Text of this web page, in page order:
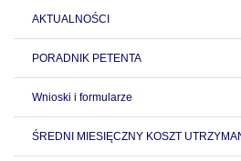
AKTUALNOŚCI
PORADNIK PETENTA
Wnioski i formularze
ŚREDNI MIESIĘCZNY KOSZT